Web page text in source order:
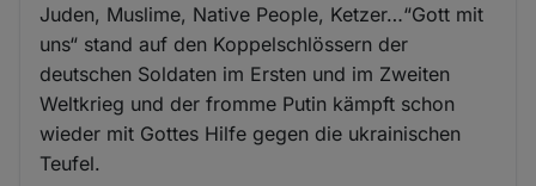
Juden, Muslime, Native People, Ketzer…“Gott mit
uns“ stand auf den Koppelschlössern der
deutschen Soldaten im Ersten und im Zweiten
Weltkrieg und der fromme Putin kämpft schon
wieder mit Gottes Hilfe gegen die ukrainischen
Teufel.